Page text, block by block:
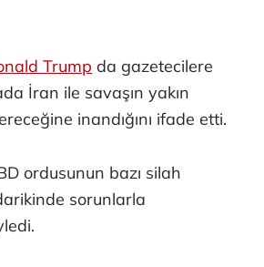
Trump da gazetecilere
İran ile savaşın yakın
inandığını ifade etti.
ordusunun bazı silah
sorunlarla